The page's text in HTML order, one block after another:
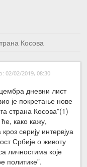
Косова
Следећа вест →
02/02/2019, 08:30
дневни лист
је покретање нове
страна Косова”(1)
ће, како кажу,
серију интервјуа
Србије о животу
личностима које
политике”.